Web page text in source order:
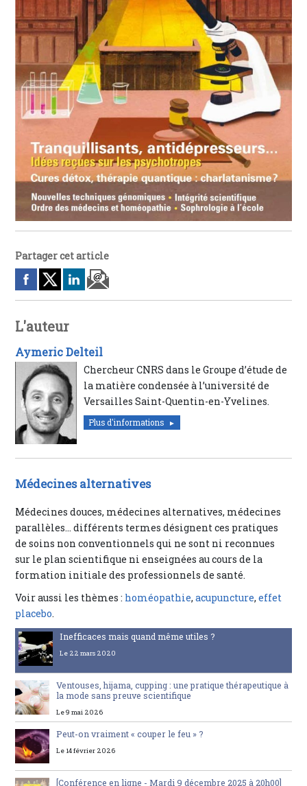
Partager cet article
L'auteur
Aymeric Delteil
Chercheur CNRS dans le Groupe d’étude de
la matière condensée à l’université de
Versailles Saint-Quentin-en-Yvelines.
Plus d'informations
Médecines alternatives
Médecines douces, médecines alternatives, médecines
parallèles… différents termes désignent ces pratiques
de soins non conventionnels qui ne sont ni reconnues
sur le plan scientifique ni enseignées au cours de la
formation initiale des professionnels de santé.
Voir aussi les thèmes : homéopathie,acupuncture,effet
placebo.
Inefficaces mais quand même utiles ?
Le 22 mars 2020
Ventouses, hijama, cupping : une pratique thérapeutique à
la mode sans preuve scientifique
Le 9 mai 2026
Peut-on vraiment « couper le feu » ?
Le 14 février 2026
[Conférence en ligne - Mardi 9 décembre 2025 à 20h00]